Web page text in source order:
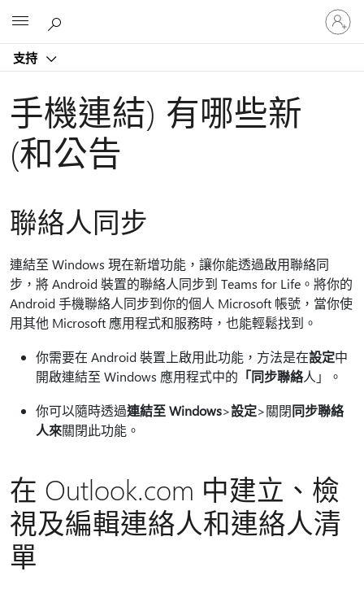
支持
登
入
您
手機連結) 有哪些新
(和公告
聯絡人同步
連結至 Windows 現在新增功能，讓你能透過啟用聯絡同
步，將 Android 裝置的聯絡人同步到 Teams for Life。將你的
Android 手機聯絡人同步到你的個人 Microsoft 帳號，當你使
用其他 Microsoft 應用程式和服務時，也能輕鬆找到。
你需要在 Android 裝置上啟用此功能，方法是在設定中
開啟連結至 Windows 應用程式中的 「同步聯絡人」。
你可以隨時透過連結至 Windows>設定>關閉同步聯絡
人來關閉此功能。
在 Outlook.com 中建立、檢
視及編輯連絡人和連絡人清
單